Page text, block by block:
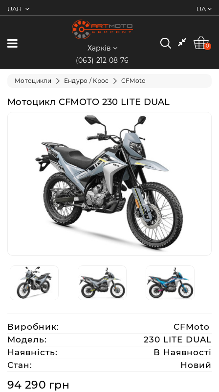
UAH UA
0
Категорії
Мотоцикли
Електротранспорт
Екіпіювання
Запчастини
(063)
212
08
76
Харків
(063) 212 08 76
0
Мотоцикли Ендуро / Крос CFMoto
Мотоцикл CFMOTO 230 LITE DUAL
Виробник:
CFMoto
Модель:
230 LITE DUAL
Наявність:
В Наявності
Стан:
Новий
94 290 грн